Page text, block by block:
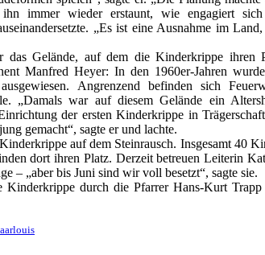
immer wieder erstaunt, wie engagiert
„Es ist eine Ausnahme im
das Gelände, auf dem die Kinderkrippe ihren
Manfred Heyer: In den 1960er-Jahren
Angrenzend befinden sich
„Damals war auf diesem Gelände ein
der ersten Kinderkrippe in
gemacht“, sagte er und lachte.
auf dem Steinrausch. Insgesamt 40
dort ihren Platz. Derzeit betreuen Leiterin
– „aber bis Juni sind wir voll besetzt“, sagte sie.
durch die Pfarrer Hans-Kurt Trapp